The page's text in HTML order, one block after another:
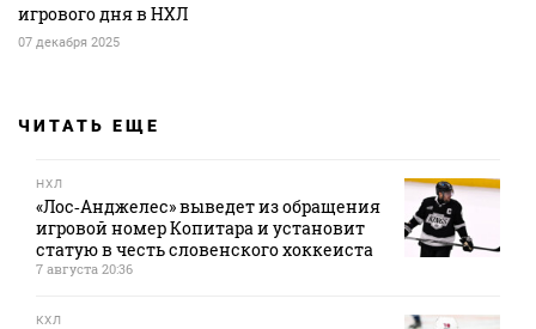
игрового дня в НХЛ
07 декабря 2025
ЧИТАТЬ ЕЩЕ
НХЛ
«Лос‑Анджелес» выведет из обращения
игровой номер Копитара и установит
статую в честь словенского хоккеиста
7 августа 20:36
КХЛ